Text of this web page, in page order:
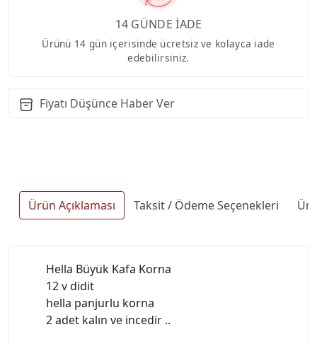
14 GÜNDE İADE
Ürünü 14 gün içerisinde ücretsiz ve kolayca iade
edebilirsiniz.
Fiyatı Düşünce Haber Ver
Ürün Açıklaması Taksit / Ödeme Seçenekleri
Hella Büyük Kafa Korna
12 v didit
hella panjurlu korna
2 adet kalın ve incedir ..